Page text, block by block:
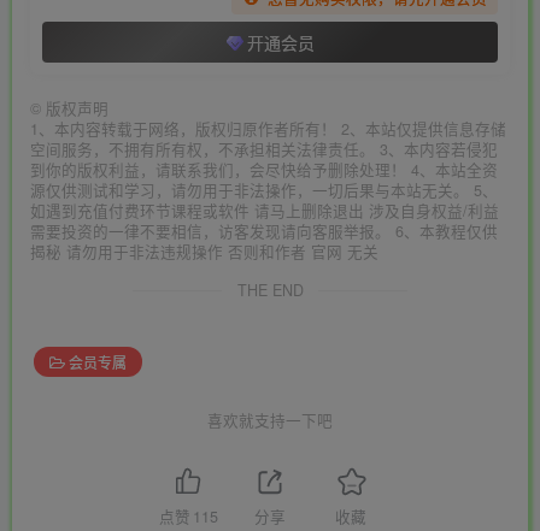
开通会员
© 版权声明
1、本内容转载于网络，版权归原作者所有！ 2、本站仅提供信息存储
空间服务，不拥有所有权，不承担相关法律责任。 3、本内容若侵犯
到你的版权利益，请联系我们，会尽快给予删除处理！ 4、本站全资
源仅供测试和学习，请勿用于非法操作，一切后果与本站无关。 5、
如遇到充值付费环节课程或软件 请马上删除退出 涉及自身权益/利益
需要投资的一律不要相信，访客发现请向客服举报。 6、本教程仅供
揭秘 请勿用于非法违规操作 否则和作者 官网 无关
THE END
会员专属
喜欢就支持一下吧
点赞 115 分享 收藏